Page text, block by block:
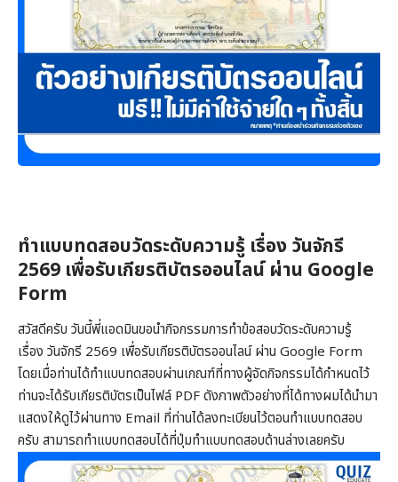
ทำแบบทดสอบวัดระดับความรู้ เรื่อง วันจักรี
2569 เพื่อรับเกียรติบัตรออนไลน์ ผ่าน Google
Form
สวัสดีครับ วันนี้พี่แอดมินขอนำกิจกรรมการทำข้อสอบวัดระดับความรู้
เรื่อง วันจักรี 2569 เพื่อรับเกียรติบัตรออนไลน์ ผ่าน Google Form
โดยเมื่อท่านได้ทำแบบทดสอบผ่านเกณฑ์ที่ทางผู้จัดกิจกรรมได้กำหนดไว้
ท่านจะได้รับเกียรติบัตรเป็นไฟล์ PDF ดังภาพตัวอย่างที่ได้ทางผมได้นำมา
แสดงให้ดูไว้ผ่านทาง Email ที่ท่านได้ลงทะเบียนไว้ตอนทำแบบทดสอบ
ครับ สามารถทำแบบทดสอบได้ที่ปุ่มทำแบบทดสอบด้านล่างเลยครับ